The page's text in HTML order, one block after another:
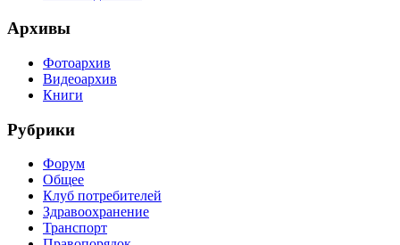
Архивы
Фотоархив
Видеоархив
Книги
Рубрики
Форум
Общее
Клуб потребителей
Здравоохранение
Транспорт